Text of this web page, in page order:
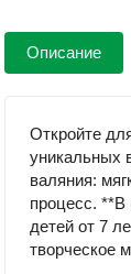
Описание
Откройте
уникальных
валяния:
процесс. **В
детей от 7
творческое